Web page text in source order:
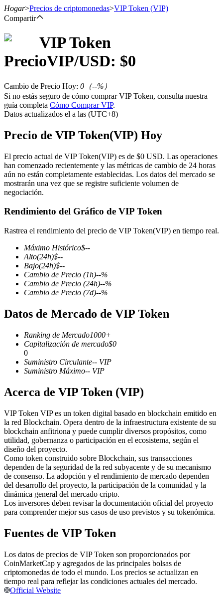
Futuros que utilizan USDT como garantía
Futuros COIN-M
Futuros de criptomonedas
Derivados de acciones, divisas, metales preciosos y materias
primas
Futuros del USDC
Futuros que utilizan USDC como garantía
Copiar Trading
Únete a los mejores traders
Hogar>Precios de criptomonedas>VIP Token (VIP)
Compartir
VIP Token
PrecioVIP/USD: $0
Cambio de Precio Hoy: 0 （--%）
Si no estás seguro de cómo comprar VIP Token, consulta nuestra
guía completa Cómo Comprar VIP.
Datos actualizados el a las (UTC+8)
Precio de VIP Token(VIP) Hoy
El precio actual de VIP Token(VIP) es de $0 USD. Las operaciones
han comenzado recientemente y las métricas de cambio de 24 horas
aún no están completamente establecidas. Los datos del mercado se
mostrarán una vez que se registre suficiente volumen de
negociación.
Rendimiento del Gráfico de VIP Token
Rastrea el rendimiento del precio de VIP Token(VIP) en tiempo real.
Máximo Histórico$--
Alto(24h)$--
Bajo(24h)$--
Cambio de Precio (1h)--%
Cambio de Precio (24h)--%
Cambio de Precio (7d)--%
Datos de Mercado de VIP Token
Ranking de Mercado1000+
Capitalización de mercado$0
0
Suministro Circulante-- VIP
Suministro Máximo-- VIP
Acerca de VIP Token (VIP)
VIP Token VIP es un token digital basado en blockchain emitido en
la red Blockchain. Opera dentro de la infraestructura existente de su
blockchain anfitriona y puede cumplir diversos propósitos, como
utilidad, gobernanza o participación en el ecosistema, según el
diseño del proyecto.
Como token construido sobre Blockchain, sus transacciones
dependen de la seguridad de la red subyacente y de su mecanismo
de consenso. La adopción y el rendimiento de mercado dependen
del desarrollo del proyecto, la participación de la comunidad y la
dinámica general del mercado cripto.
Los inversores deben revisar la documentación oficial del proyecto
para comprender mejor sus casos de uso previstos y su tokenómica.
Fuentes de VIP Token
Los datos de precios de VIP Token son proporcionados por
CoinMarketCap y agregados de las principales bolsas de
criptomonedas de todo el mundo. Los precios se actualizan en
tiempo real para reflejar las condiciones actuales del mercado.
Official Website